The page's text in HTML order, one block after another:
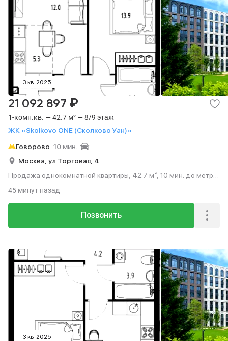
3 кв. 2025
1-комн.кв. — 42.7 м² — 8/9 этаж
ЖК «Skolkovo ONE (Сколково Уан)»
21 092 897 ₽
Говорово 10 мин.
Москва, ул Торговая, 4
Продажа однокомнатной квартиры, 42.7 м², 10 мин. до метро
Позвонить
45 минут назад
3 кв. 2025